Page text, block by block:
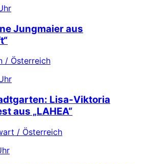
Jungmaier aus
/ Österreich
Lisa-Viktoria
aus „LAHEA“
/ Österreich